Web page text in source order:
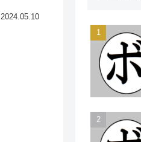
2024.05.10